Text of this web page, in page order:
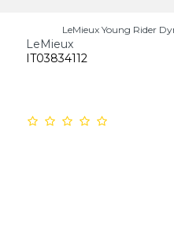
LeMieux Young Rider
LeMieux
IT03834112